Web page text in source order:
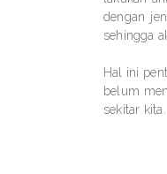
dengan
sehingga
Hal ini
belum
sekitar kita.